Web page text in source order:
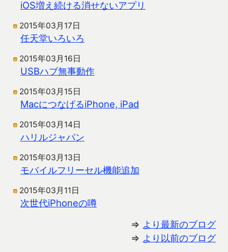
iOS増え続ける消せないアプリ
2015年03月17日
任天堂いろいろ
2015年03月16日
USBハブ無事動作
2015年03月15日
MacにつなげるiPhone, iPad
2015年03月14日
ハリルジャパン
2015年03月13日
モバイルフリーセル機能追加
2015年03月11日
次世代iPhoneの噂
⇒ より最新のブログ
⇒ より以前のブログ